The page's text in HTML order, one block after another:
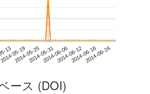
1305-19
2014-05-252014-05-312014-06-062014-06-122014-06-182014-06-24
ース (DOI)